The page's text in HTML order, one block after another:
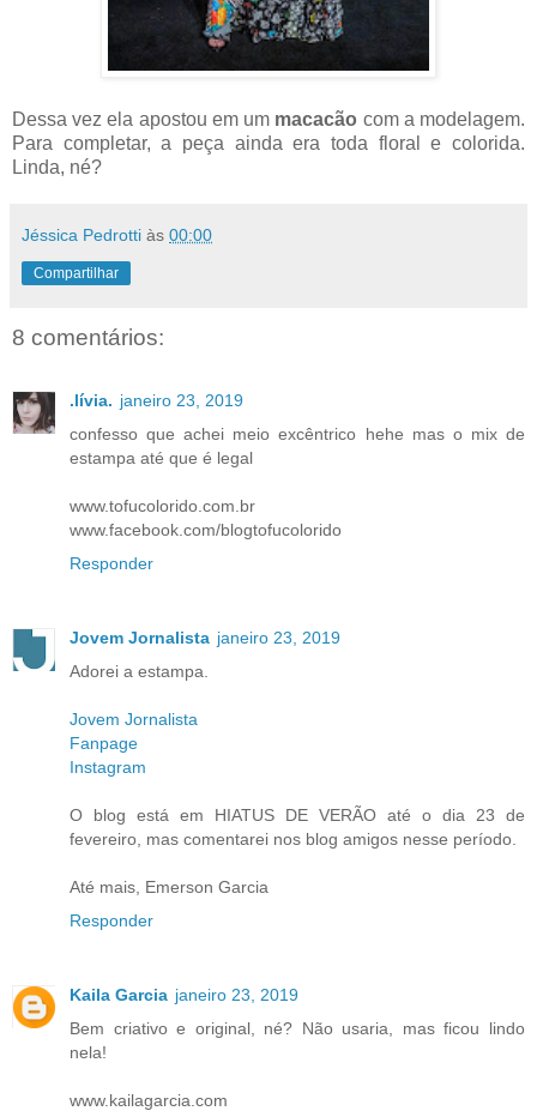
Dessa vez ela apostou em um macacão com a modelagem.
Para completar, a peça ainda era toda floral e colorida.
Linda, né?
Jéssica Pedrotti às 00:00
Compartilhar
8 comentários:
.lívia. janeiro 23, 2019
confesso que achei meio excêntrico hehe mas o mix de
estampa até que é legal
www.tofucolorido.com.br
www.facebook.com/blogtofucolorido
Responder
Jovem Jornalista janeiro 23, 2019
Adorei a estampa.
Jovem Jornalista
Fanpage
Instagram
O blog está em HIATUS DE VERÃO até o dia 23 de
fevereiro, mas comentarei nos blog amigos nesse período.
Até mais, Emerson Garcia
Responder
Kaila Garcia janeiro 23, 2019
Bem criativo e original, né? Não usaria, mas ficou lindo
nela!
www.kailagarcia.com